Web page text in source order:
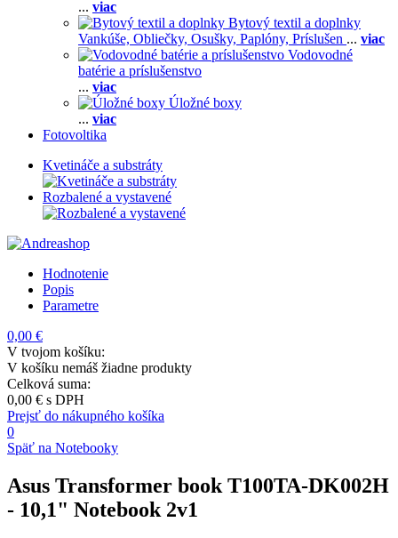
... viac
Bytový textil a doplnky
Vankúše, Obliečky, Osušky, Paplóny, Príslušen ... viac
Vodovodné
batérie a príslušenstvo
... viac
Úložné boxy
... viac
Fotovoltika
Kvetináče a substráty
Rozbalené a vystavené
Hodnotenie
Popis
Parametre
0,00 €
V tvojom košíku:
V košíku nemáš žiadne produkty
Celková suma:
0,00 € s DPH
Prejsť do nákupného košíka
0
Späť na Notebooky
Asus Transformer book T100TA-DK002H
- 10,1" Notebook 2v1